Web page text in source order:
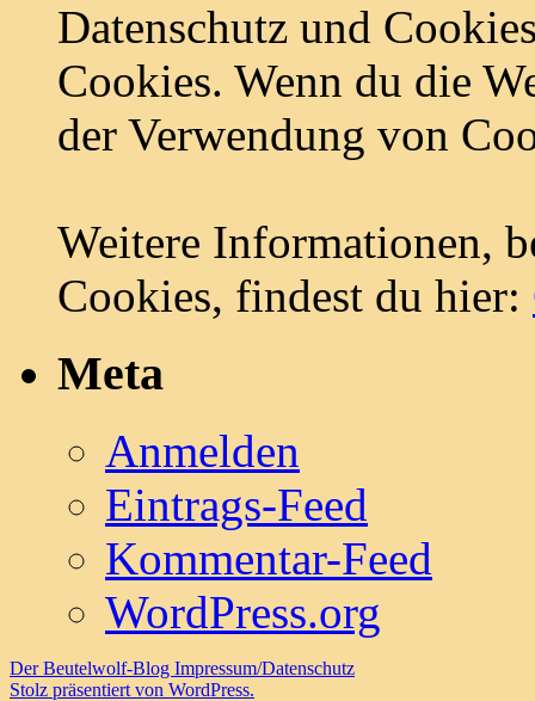
Datenschutz und
Cookies. Wenn du die
der Verwendung von
Weitere Informationen,
Cookies, findest du hier:
Meta
Anmelden
Eintrags-Feed
Kommentar-Feed
WordPress.org
Der Beutelwolf-Blog Impressum/Datenschutz
Stolz präsentiert von WordPress.